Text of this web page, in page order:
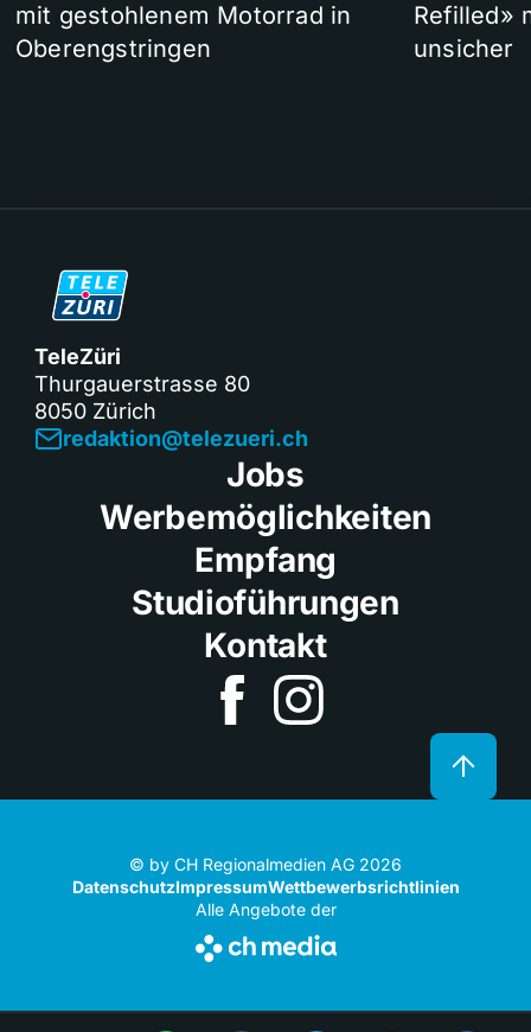
mit gestohlenem Motorrad in
Oberengstringen
Refilled»
unsicher
TeleZüri
Thurgauerstrasse 80
8050 Zürich
redaktion@telezueri.ch
Jobs
Werbemöglichkeiten
Empfang
Studioführungen
Kontakt
© by CH Regionalmedien AG 2026
DatenschutzImpressumWettbewerbsrichtlinien
Alle Angebote der